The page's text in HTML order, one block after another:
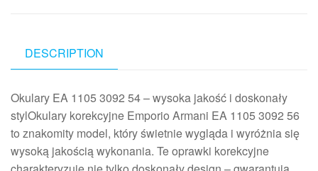
DESCRIPTION
Okulary EA 1105 3092 54 – wysoka jakość i doskonały
stylOkulary korekcyjne Emporio Armani EA 1105 3092 56
to znakomity model, który świetnie wygląda i wyróżnia się
wysoką jakością wykonania. Te oprawki korekcyjne